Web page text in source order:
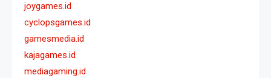
joygames.id
cyclopsgames.id
gamesmedia.id
kajagames.id
mediagaming.id